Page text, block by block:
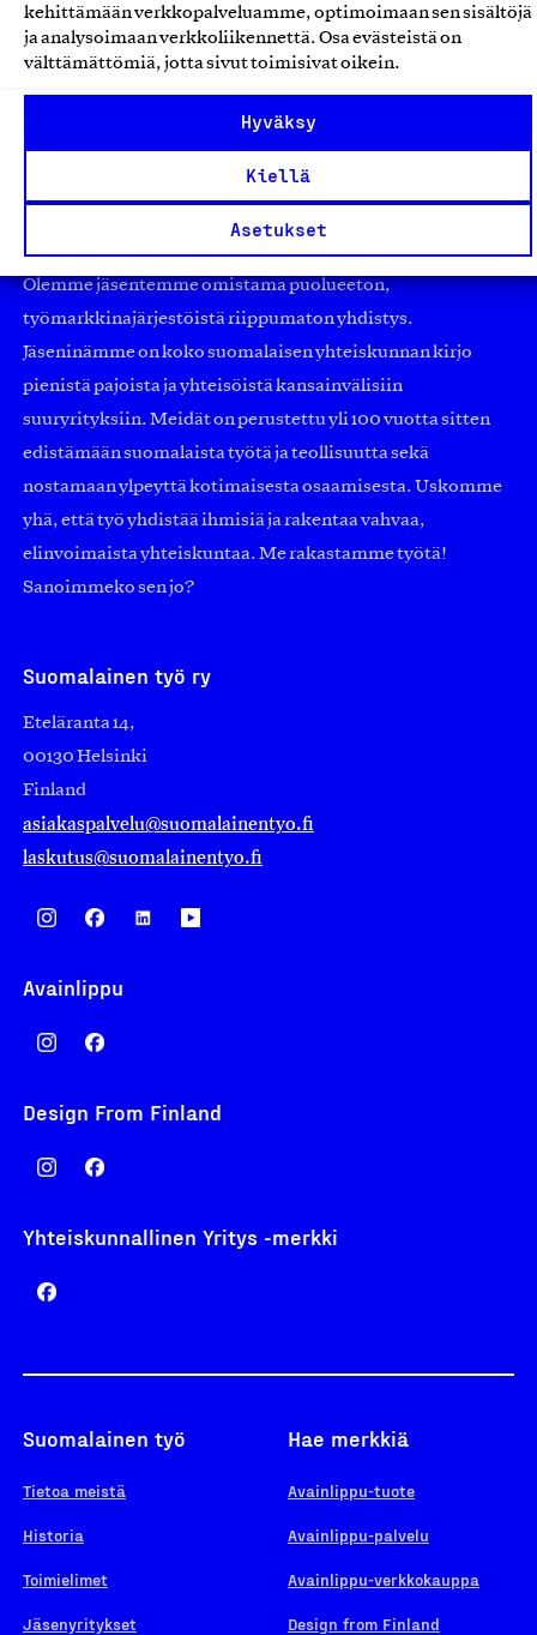
kehittämään verkkopalveluamme, optimoimaan sen sisältöjä
ja analysoimaan verkkoliikennettä. Osa evästeistä on
välttämättömiä, jotta sivut toimisivat oikein.
Hyväksy
Kiellä
Asetukset
Kalusteet ja huonekalut
Olemme jäsentemme omistama puolueeton,
työmarkkinajärjestöistä riippumaton yhdistys.
Jäseninämme on koko suomalaisen yhteiskunnan kirjo
pienistä pajoista ja yhteisöistä kansainvälisiin
suuryrityksiin. Meidät on perustettu yli 100 vuotta sitten
edistämään suomalaista työtä ja teollisuutta sekä
nostamaan ylpeyttä kotimaisesta osaamisesta. Uskomme
yhä, että työ yhdistää ihmisiä ja rakentaa vahvaa,
elinvoimaista yhteiskuntaa. Me rakastamme työtä!
Sanoimmeko sen jo?
Suomalainen työ ry
Eteläranta 14,
00130 Helsinki
Finland
asiakaspalvelu@suomalainentyo.fi
laskutus@suomalainentyo.fi
Avainlippu
Design From Finland
Yhteiskunnallinen Yritys -merkki
Suomalainen työ
Tietoa meistä
Historia
Toimielimet
Jäsenyritykset
Hae merkkiä
Avainlippu-tuote
Avainlippu-palvelu
Avainlippu-verkkokauppa
Design from Finland